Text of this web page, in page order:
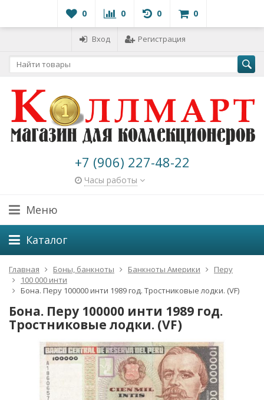
0 0 0 0
Вход Регистрация
+7 (906) 227-48-22
Часы работы
Меню
Каталог
Главная Боны, банкноты Банкноты Америки
Перу
100 000 инти
Бона. Перу 100000 инти 1989 год. Тростниковые лодки. (VF)
Бона. Перу 100000 инти 1989 год.
Тростниковые лодки. (VF)